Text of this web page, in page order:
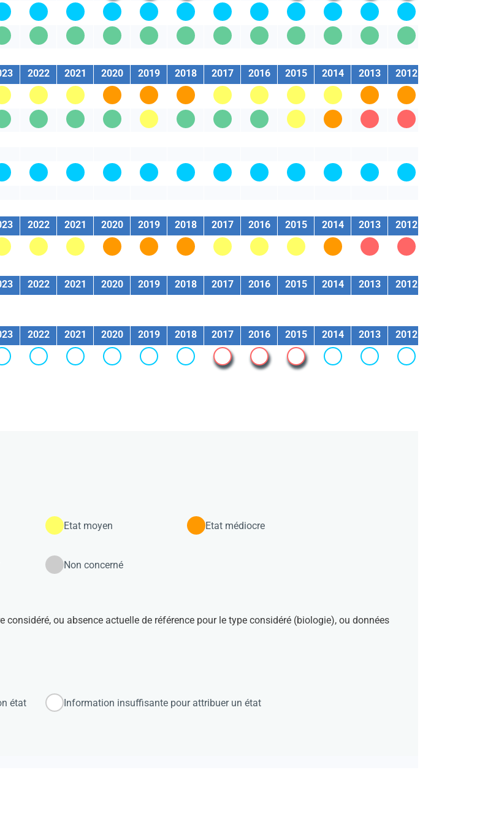
l'état
2022 2021 2020 2019 2018 2017 2016 2015 2014 2013 2012
2022 2021 2020 2019 2018 2017 2016 2015 2014 2013 2012
2022 2021 2020 2019 2018 2017 2016 2015 2014 2013 2012
2022 2021 2020 2019 2018 2017 2016 2015 2014 2013 2012
Etat moyen Etat médiocre
Non concerné
ou absence actuelle de référence pour le type considéré (biologie), ou données
état Information insuffisante pour attribuer un état